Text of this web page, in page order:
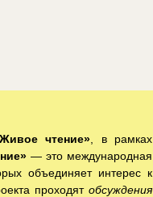
чтение» , в рамках
— это международная
объединяет интерес к
проходят обсуждения